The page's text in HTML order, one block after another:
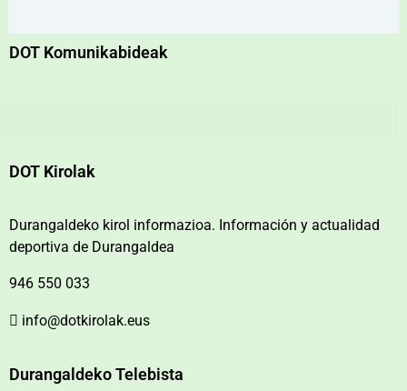
DOT Komunikabideak
DOT Kirolak
Durangaldeko kirol informazioa. Información y actualidad
deportiva de Durangaldea
946 550 033
info@dotkirolak.eus
Durangaldeko Telebista